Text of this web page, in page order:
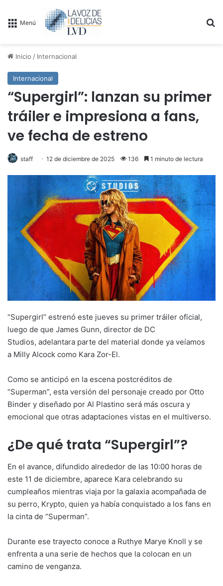
Menú
Inicio / Internacional
Internacional
“Supergirl”: lanzan su primer
tráiler e impresiona a fans,
ve fecha de estreno
staff 12 de diciembre de 2025 136 1 minuto de lectura
“Supergirl” estrenó este jueves su primer tráiler oficial,
luego de que James Gunn, director de DC
Studios, adelantara parte del material donde ya veíamos
a Milly Alcock como Kara Zor-El.
Como se anticipó en la escena postcréditos de
“Superman”, esta versión del personaje creado por Otto
Binder y diseñado por Al Plastino será más oscura y
emocional que otras adaptaciones vistas en el multiverso.
¿De qué trata “Supergirl”?
En el avance, difundido alrededor de las 10:00 horas de
este 11 de diciembre, aparece Kara celebrando su
cumpleaños mientras viaja por la galaxia acompañada de
su perro, Krypto, quien ya había conquistado a los fans en
la cinta de “Superman”.
Durante ese trayecto conoce a Ruthye Marye Knoll y se
enfrenta a una serie de hechos que la colocan en un
camino de venganza.